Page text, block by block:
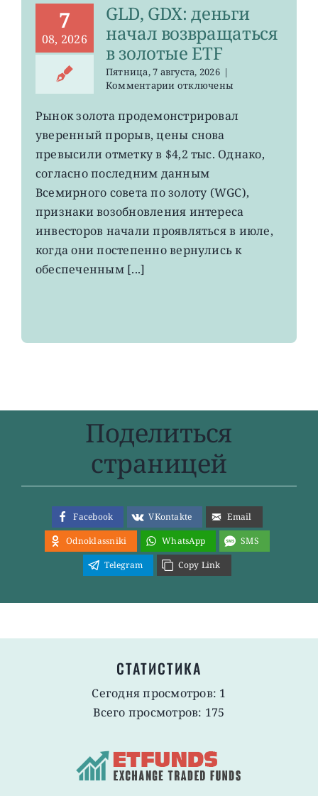
7
08, 2026
GLD, GDX: деньги
начал возвращаться
в золотые ETF
Пятница, 7 августа, 2026 |
Комментариик
GLD,
GDX:
деньги
начал
в
золотые
отключены
Рынок золота продемонстрировал
уверенный прорыв, цены снова
превысили отметку в $4,2 тыс. Однако,
согласно последним данным
Всемирного совета по золоту (WGC),
признаки возобновления интереса
инвесторов начали проявляться в июле,
когда они постепенно вернулись к
обеспеченным [...]
Поделиться
страницей
Facebook VKontakte
Email
Odnoklassniki
WhatsApp
SMS
Telegram
Copy Link
СТАТИСТИКА
Сегодня просмотров: 1
Всего просмотров: 175